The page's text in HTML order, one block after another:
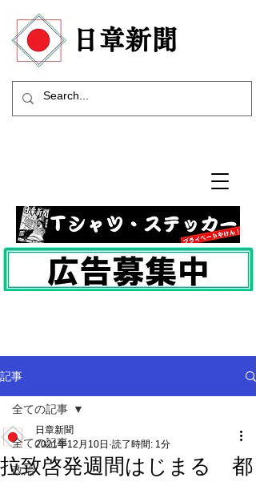
​日章新聞
記事
全ての記事
政治
全ての記事
拉致啓発週間はじまる 都
日章新聞
2021年12月10日 読了時間: 1分